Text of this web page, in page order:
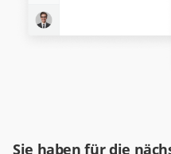
Sie haben für die